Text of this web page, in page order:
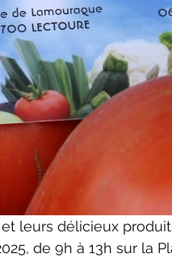
leurs délicieux
de 9h à 13h sur la